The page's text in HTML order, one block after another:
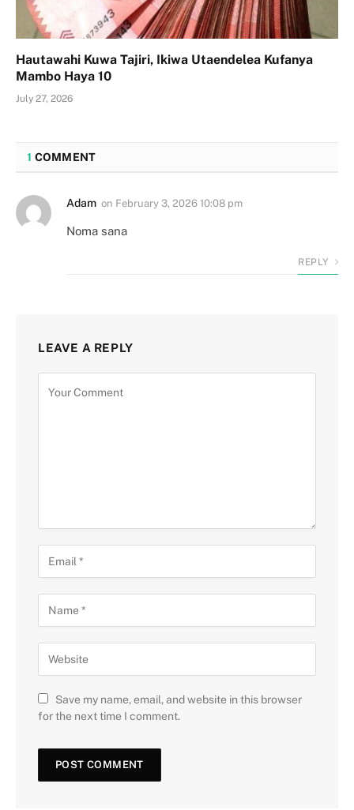
Hautawahi Kuwa Tajiri, Ikiwa Utaendelea Kufanya
Mambo Haya 10
July 27, 2026
1 COMMENT
Adam on February 3, 2026 10:08 pm
Noma sana
REPLY
LEAVE A REPLY
Save my name, email, and website in this browser
for the next time I comment.